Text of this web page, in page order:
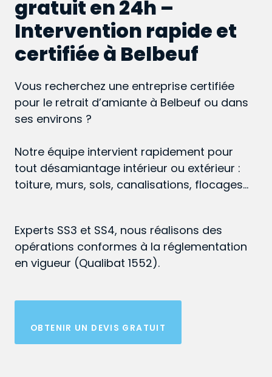
gratuit en 24h –
Intervention rapide et
certifiée à Belbeuf
Vous recherchez une entreprise certifiée
pour le retrait d’amiante à Belbeuf ou dans
ses environs ?
Notre équipe intervient rapidement pour
tout désamiantage intérieur ou extérieur :
toiture, murs, sols, canalisations, flocages…
Experts SS3 et SS4, nous réalisons des
opérations conformes à la réglementation
en vigueur (Qualibat 1552).
OBTENIR UN DEVIS GRATUIT